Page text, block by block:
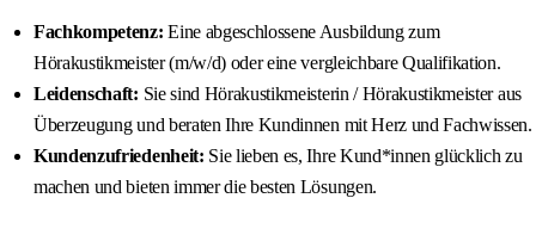
Fachkompetenz: Eine abgeschlossene Ausbildung zum
Hörakustikmeister (m/w/d) oder eine vergleichbare Qualifikation.
Leidenschaft: Sie sind Hörakustikmeisterin / Hörakustikmeister aus
Überzeugung und beraten Ihre Kundinnen mit Herz und Fachwissen.
Kundenzufriedenheit: Sie lieben es, Ihre Kund*innen glücklich zu
machen und bieten immer die besten Lösungen.